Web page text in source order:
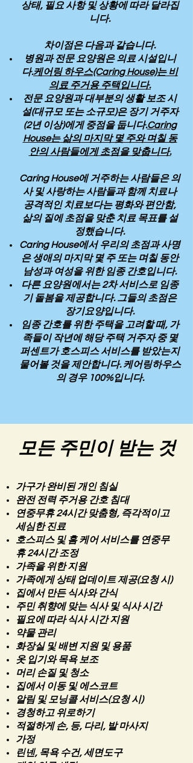
상태, 필요 사항 및 상황에 따라 달라집
니다.
차이점은 다음과 같습니다.
병원과 전문 요양원은 의료 시설입니
다.케어링 하우스(Caring House)는 비
의료 주거용 주택입니다.
전문 요양원과 대부분의 생활 보조 시
설(대규모 또는 소규모)은 장기 거주자
(2년 이상)에게 중점을 둡니다.Caring
House는 삶의 마지막 몇 주와 며칠 동
안의 사람들에게 초점을 맞춥니다.
Caring House에 거주하는 사람들은 의
사 및 사랑하는 사람들과 함께 치료나
공격적인 치료보다는 평화와 편안함,
삶의 질에 초점을 맞춘 치료 목표를 설
정했습니다.
Caring House에서 우리의 초점과 사명
은 생애의 마지막 몇 주 또는 며칠 동안
남성과 여성을 위한 임종 간호입니다.
다른 요양원에서는 2차 서비스로 임종
기 돌봄을 제공합니다. 그들의 초점은
장기요양입니다.
임종 간호를 위한 주택을 고려할 때, 가
족들이 작년에 해당 주택 거주자 중 몇
퍼센트가 호스피스 서비스를 받았는지
물어볼 것을 제안합니다. 케어링하우스
의 경우 100%입니다.
모든 주민이 받는 것
가구가 완비된 개인 침실
완전 전력 주거용 간호 침대
연중무휴 24시간 맞춤형, 즉각적이고
세심한 진료
호스피스 및 홈 케어 서비스를 연중무
휴 24시간 조정
가족을 위한 지원
가족에게 상태 업데이트 제공(요청 시)
집에서 만든 식사와 간식
주민 취향에 맞는 식사 및 식사 시간
필요에 따라 식사 시간 지원
약물 관리
화장실 및 배변 지원 및 용품
옷 입기와 목욕 보조
머리 손질 및 청소
집에서 이동 및 에스코트
알림 및 모닝콜 서비스(요청 시)
경청하고 위로하기
적절하게 손, 등, 다리, 발 마사지
가정
린넨, 목욕 수건, 세면도구